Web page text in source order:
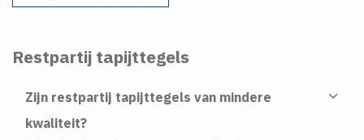
Restpartij tapijttegels
Zijn restpartij tapijttegels van mindere
kwaliteit?